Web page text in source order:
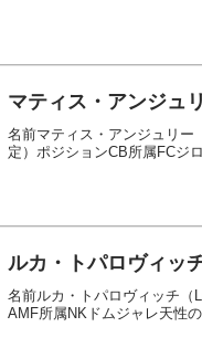
マティス・アンジュ
名前マティス・アンジュリ
定）ポジションCB所属FCジ
ルカ・トパロヴィッ
名前ルカ・トパロヴィッチ（
AMF所属NKドムジャレ天性